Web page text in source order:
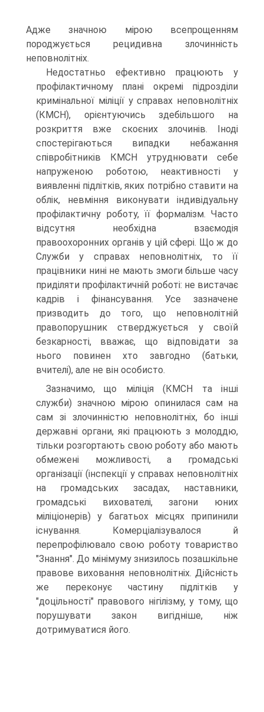
Адже значною мірою всепрощенням
породжується рецидивна злочинність
неповнолітніх.
Недостатньо ефективно працюють у
профілактичному плані окремі підрозділи
кримінальної міліції у справах неповнолітніх
(КМСН), орієнтуючись здебільшого на
розкриття вже скоєних злочинів. Іноді
спостерігаються випадки небажання
співробітників КМСН утруднювати себе
напруженою роботою, неактивності у
виявленні підлітків, яких потрібно ставити на
облік, невміння виконувати індивідуальну
профілактичну роботу, її формалізм. Часто
відсутня необхідна взаємодія
правоохоронних органів у цій сфері. Що ж до
Служби у справах неповнолітніх, то її
працівники нині не мають змоги більше часу
приділяти профілактичній роботі: не вистачає
кадрів і фінансування. Усе зазначене
призводить до того, що неповнолітній
правопорушник стверджується у своїй
безкарності, вважає, що відповідати за
нього повинен хто завгодно (батьки,
вчителі), але не він особисто.
Зазначимо, що міліція (КМСН та інші
служби) значною мірою опинилася сам на
сам зі злочинністю неповнолітніх, бо інші
державні органи, які працюють з молоддю,
тільки розгортають свою роботу або мають
обмежені можливості, а громадські
організації (інспекції у справах неповнолітніх
на громадських засадах, наставники,
громадські вихователі, загони юних
міліціонерів) у багатьох місцях припинили
існування. Комерціалізувалося й
перепрофілювало свою роботу товариство
"Знання". До мінімуму знизилось позашкільне
правове виховання неповнолітніх. Дійсність
же переконує частину підлітків у
"доцільності" правового нігілізму, у тому, що
порушувати закон вигідніше, ніж
дотримуватися його.